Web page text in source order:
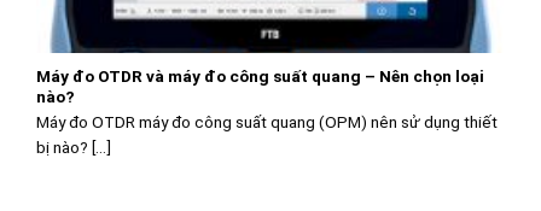
Máy đo OTDR và máy đo công suất quang – Nên chọn loại
nào?
Máy đo OTDR máy đo công suất quang (OPM) nên sử dụng thiết
bị nào? [...]